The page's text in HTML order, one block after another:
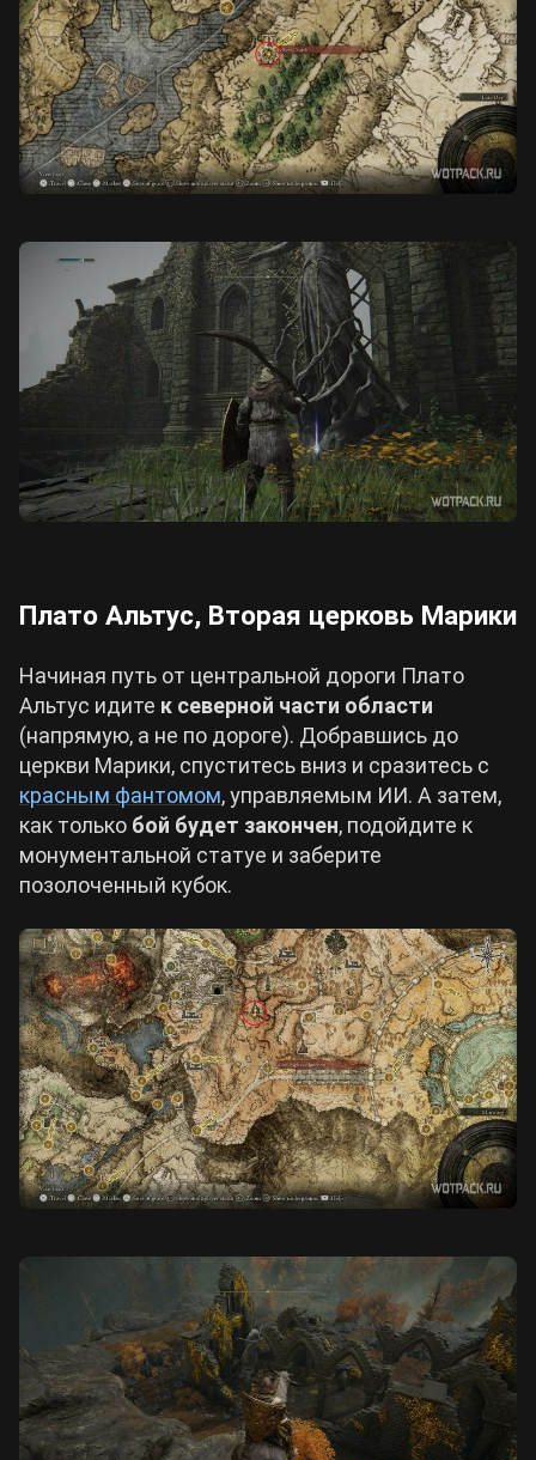
Плато Альтус, Вторая церковь Марики
Начиная путь от центральной дороги Плато
Альтус идите к северной части области
(напрямую, а не по дороге). Добравшись до
церкви Марики, спуститесь вниз и сразитесь с
красным фантомом, управляемым ИИ. А затем,
как только бой будет закончен, подойдите к
монументальной статуе и заберите
позолоченный кубок.